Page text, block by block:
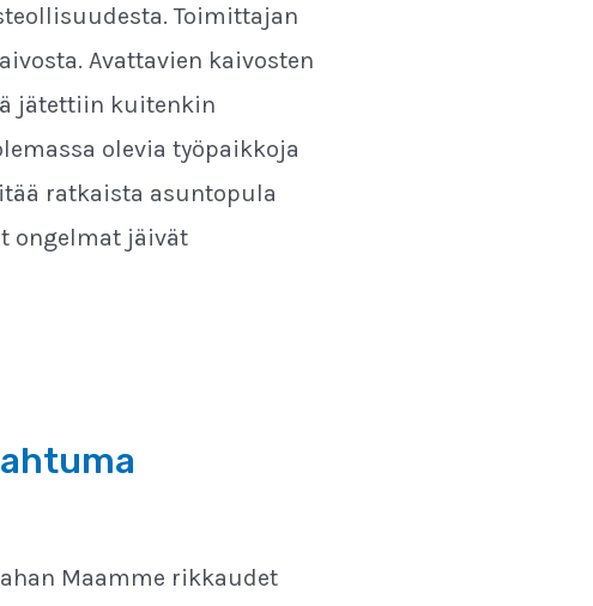
Toimittajan
Avattavien kaivosten
jätettiin kuitenkin
olevia työpaikkoja
ratkaista asuntopula
ongelmat jäivät
Maamme rikkaudet